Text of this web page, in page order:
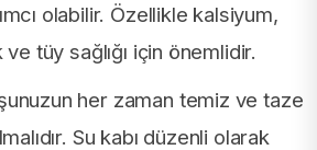
olabilir. Özellikle kalsiyum,
ve tüy sağlığı için önemlidir.
her zaman temiz ve taze
Su kabı düzenli olarak